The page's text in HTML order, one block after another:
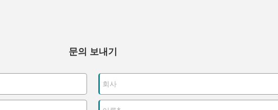
문의 보내기